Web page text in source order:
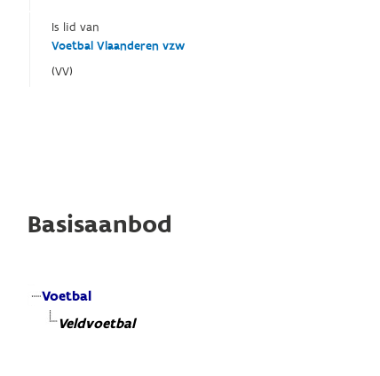
Is lid van
Voetbal Vlaanderen vzw
(VV)
Basisaanbod
Voetbal
Veldvoetbal